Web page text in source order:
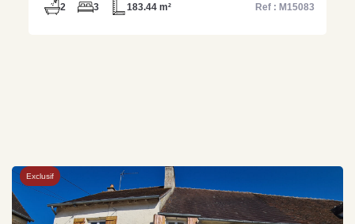
2 3 183.44 m² Ref : M15083
Exclusif